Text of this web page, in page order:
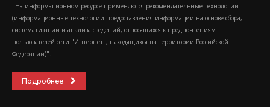
"На информационном ресурсе применяются рекомендательные технологии
(информационные технологии предоставления информации на основе сбора,
систематизации и анализа сведений, относящихся к предпочтениям
пользователей сети "Интернет", находящихся на территории Российской
Федерации)".
Подробнее